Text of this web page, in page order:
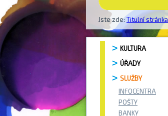
Jste zde:Titulní stránka
KULTURA
ÚŘADY
SLUŽBY
INFOCENTRA
POŠTY
BANKY